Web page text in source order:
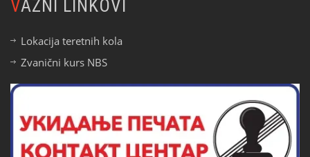
VAŽNI LINKOVI
Lokacija teretnih kola
Zvanični kurs NBS